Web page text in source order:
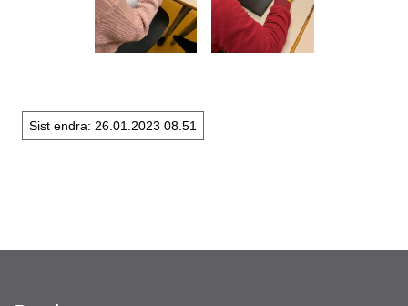
Sist endra 26.01.2023 08.51